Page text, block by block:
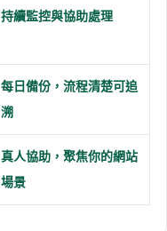
持續監控與協助處理
每日備份，流程清楚可追
溯
真人協助，聚焦你的網站
場景